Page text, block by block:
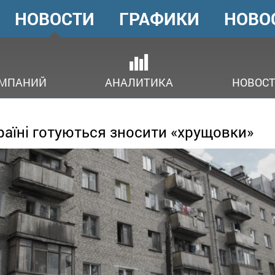
ГОЛОВНЕ
МЕНЮ
НОВОСТИ
АНАЛИТИКА
ГРАФИКИ
готуються зносити «хрущовки»